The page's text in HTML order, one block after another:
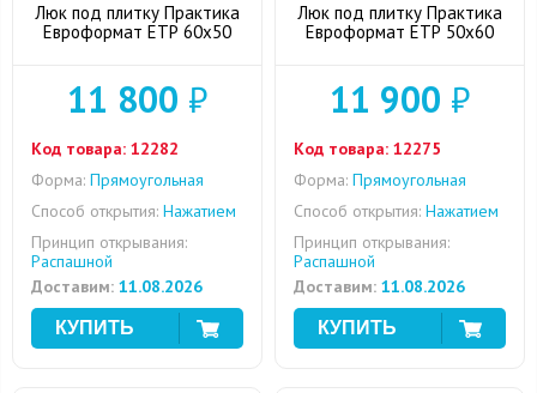
Люк под плитку Практика
Евроформат ЕТР 60x50
11 800 ₽
Код товара: 12282
Форма: Прямоугольная
Способ открытия: Нажатием
Принцип открывания:
Распашной
Доставим: 11.08.2026
Люк под плитку Практика
Евроформат ЕТР 50x60
11 900 ₽
Код товара: 12275
Форма: Прямоугольная
Способ открытия: Нажатием
Принцип открывания:
Распашной
Доставим: 11.08.2026